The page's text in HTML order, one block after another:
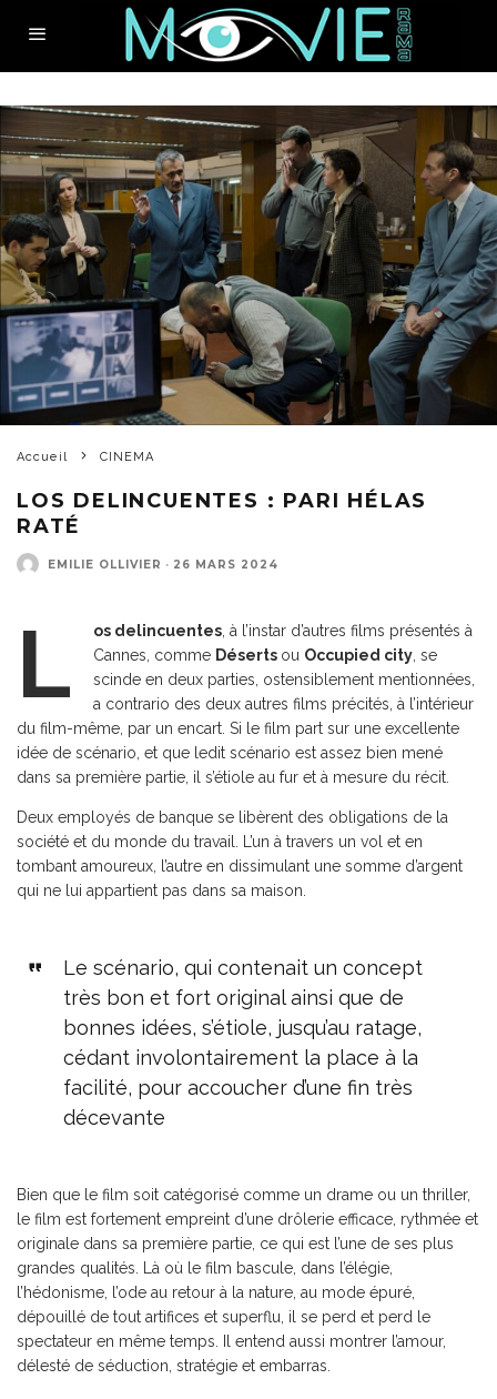
Accueil CINEMA
LOS DELINCUENTES : PARI HÉLAS
RATÉ
EMILIE OLLIVIER · 26 MARS 2024
L os delincuentes, à l’instar d’autres films présentés à
Cannes, comme Déserts ou Occupied city, se
scinde en deux parties, ostensiblement mentionnées,
a contrario des deux autres films précités, à l’intérieur
du film-même, par un encart. Si le film part sur une excellente
idée de scénario, et que ledit scénario est assez bien mené
dans sa première partie, il s’étiole au fur et à mesure du récit.
Deux employés de banque se libèrent des obligations de la
société et du monde du travail. L’un à travers un vol et en
tombant amoureux, l’autre en dissimulant une somme d’argent
qui ne lui appartient pas dans sa maison.
Le scénario, qui contenait un concept
très bon et fort original ainsi que de
bonnes idées, s’étiole, jusqu’au ratage,
cédant involontairement la place à la
facilité, pour accoucher d’une fin très
décevante
Bien que le film soit catégorisé comme un drame ou un thriller,
le film est fortement empreint d’une drôlerie efficace, rythmée et
originale dans sa première partie, ce qui est l’une de ses plus
grandes qualités. Là où le film bascule, dans l’élégie,
l’hédonisme, l’ode au retour à la nature, au mode épuré,
dépouillé de tout artifices et superflu, il se perd et perd le
spectateur en même temps. Il entend aussi montrer l’amour,
délesté de séduction, stratégie et embarras.